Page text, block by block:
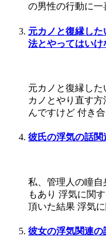
の男性の行動に一
元カノと復縁し
法とやってはいけ
元カノと復縁し
カノとやり直す
んですけど 付き
彼氏の浮気の話関
私、管理人の瞳
もあり 浮気に関
頂いた結果 浮気
彼女の浮気関連の